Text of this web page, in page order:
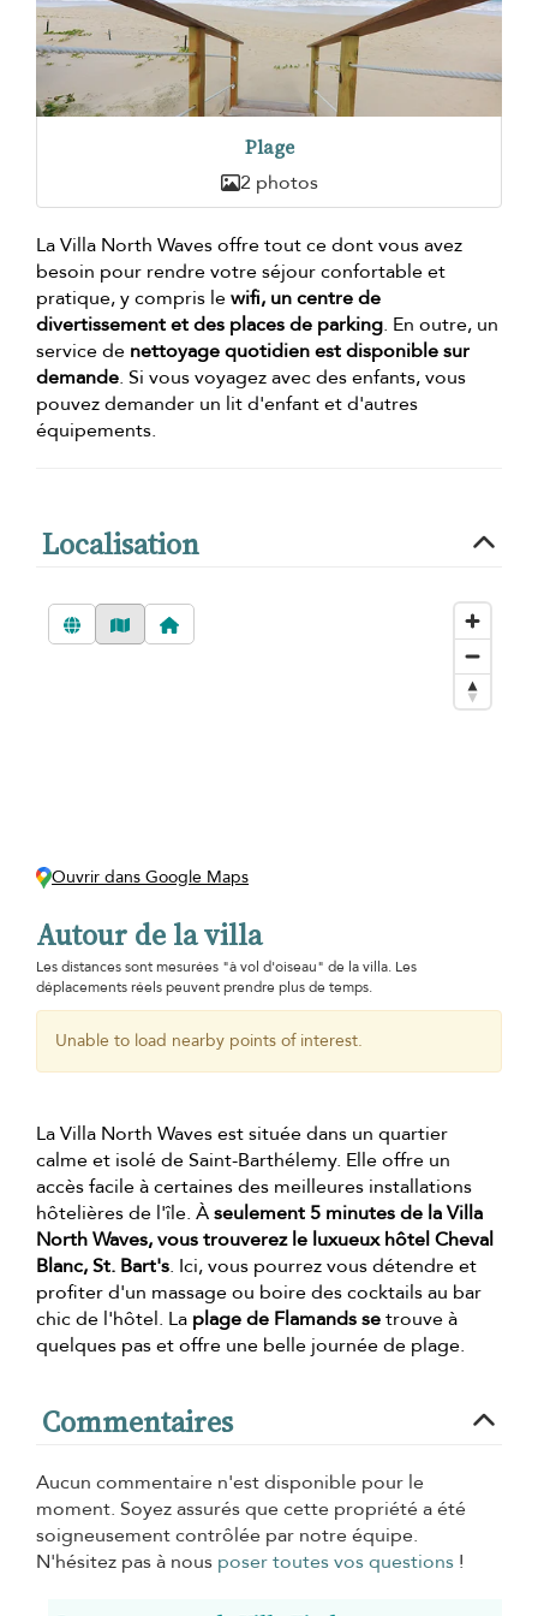
Plage
2 photos
La Villa North Waves offre tout ce dont vous avez
besoin pour rendre votre séjour confortable et
pratique, y compris lewifi, un centre de
divertissement et des places de parking. En outre, un
service de nettoyage quotidien est disponible sur
demande. Si vous voyagez avec des enfants, vous
pouvez demander un lit d'enfant et d'autres
équipements.
Localisation
Ouvrir dans Google Maps
Autour de la villa
Les distances sont mesurées "à vol d'oiseau" de la villa. Les
déplacements réels peuvent prendre plus de temps.
Unable to load nearby points of interest.
La Villa North Waves est située dans un quartier
calme et isolé de Saint-Barthélemy. Elle offre un
accès facile à certaines des meilleures installations
hôtelières de l'île. Àseulement 5 minutes de la Villa
North Waves, vous trouverez le luxueux hôtel Cheval
Blanc, St. Bart's. Ici, vous pourrez vous détendre et
profiter d'un massage ou boire des cocktails au bar
chic de l'hôtel. La plage de Flamands setrouve à
quelques pas et offre une belle journée de plage.
Commentaires
Aucun commentaire n'est disponible pour le
moment. Soyez assurés que cette propriété a été
soigneusement contrôlée par notre équipe.
N'hésitez pas à nous poser toutes vos questions !